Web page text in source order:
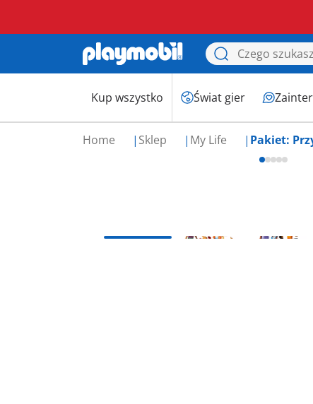
Kup wszystko Świat gier
Home Sklep My Life Pakiet: